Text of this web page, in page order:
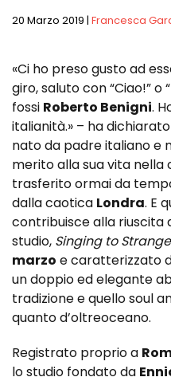
20 Marzo 2019 | Francesca
«Ci ho preso gusto ad
giro, saluto con “Ciao!” o
fossi Roberto Benigni.
italianità.» – ha dichiarato
nato da padre italiano e
merito alla sua vita nella
trasferito ormai da
dalla caotica Londra. E
contribuisce alla riuscita
studio, Singing to
marzo e caratterizzato
un doppio ed elegante
tradizione e quello soul
quanto d’oltreoceano.
Registrato proprio a
lo studio fondato da